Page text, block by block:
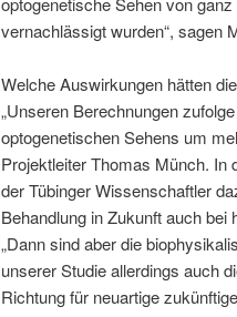
vernachlässigt wurden“, sagen
Welche Auswirkungen hätten
„Unseren Berechnungen
optogenetischen Sehens um
Projektleiter Thomas Münch. In
der Tübinger Wissenschaftler
Behandlung in Zukunft auch
„Dann sind aber die
unserer Studie allerdings auch
Richtung für neuartige